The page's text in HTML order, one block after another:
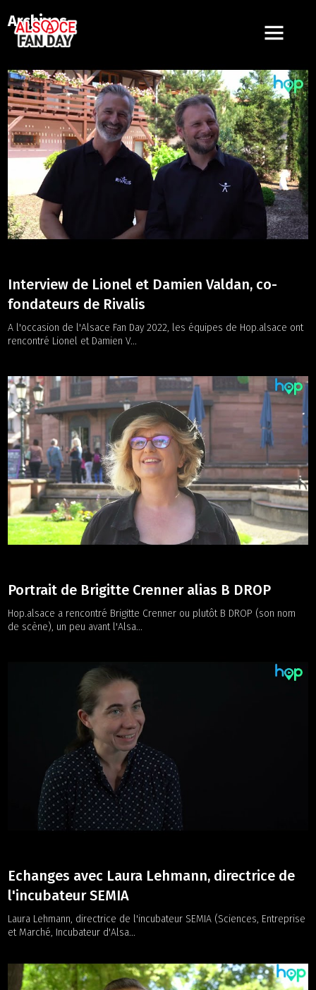
Archives
Interview de Lionel et Damien Valdan, co-
fondateurs de Rivalis
A l'occasion de l'Alsace Fan Day 2022, les équipes de Hop.alsace ont
rencontré Lionel et Damien V...
Portrait de Brigitte Crenner alias B DROP
Hop.alsace a rencontré Brigitte Crenner ou plutôt B DROP (son nom
de scène), un peu avant l'Alsa...
Echanges avec Laura Lehmann, directrice de
l'incubateur SEMIA
Laura Lehmann, directrice de l'incubateur SEMIA (Sciences, Entreprise
et Marché, Incubateur d'Alsa...